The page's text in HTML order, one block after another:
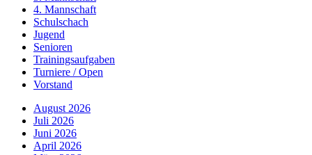
4. Mannschaft
Schulschach
Jugend
Senioren
Trainingsaufgaben
Turniere / Open
Vorstand
August 2026
Juli 2026
Juni 2026
April 2026